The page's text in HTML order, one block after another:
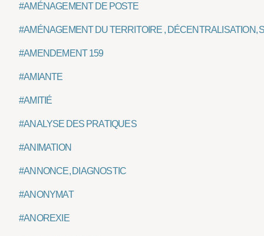
#AMÉNAGEMENT DE POSTE
#AMÉNAGEMENT DU TERRITOIRE , DÉCENTRALISATION,
#AMENDEMENT 159
#AMIANTE
#AMITIÉ
#ANALYSE DES PRATIQUES
#ANIMATION
#ANNONCE, DIAGNOSTIC
#ANONYMAT
#ANOREXIE